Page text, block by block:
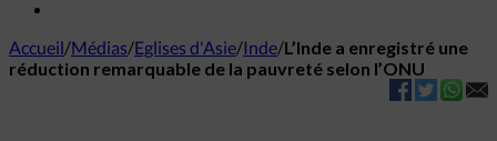
Accueil/Médias/Eglises d'Asie/Inde/L’Inde a enregistré une
réduction remarquable de la pauvreté selon l’ONU